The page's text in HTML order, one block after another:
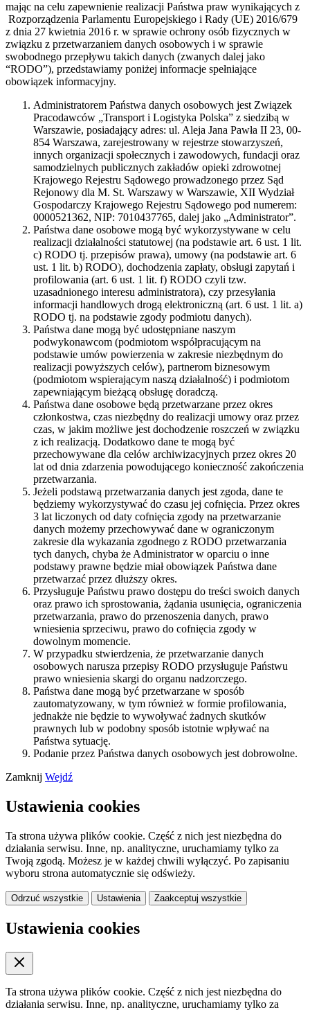
mając na celu zapewnienie realizacji Państwa praw wynikających z
Rozporządzenia Parlamentu Europejskiego i Rady (UE) 2016/679
z dnia 27 kwietnia 2016 r. w sprawie ochrony osób fizycznych w
związku z przetwarzaniem danych osobowych i w sprawie
swobodnego przepływu takich danych (zwanych dalej jako
“RODO”), przedstawiamy poniżej informacje spełniające
obowiązek informacyjny.
Administratorem Państwa danych osobowych jest Związek
Pracodawców „Transport i Logistyka Polska” z siedzibą w
Warszawie, posiadający adres: ul. Aleja Jana Pawła II 23, 00-
854 Warszawa, zarejestrowany w rejestrze stowarzyszeń,
innych organizacji społecznych i zawodowych, fundacji oraz
samodzielnych publicznych zakładów opieki zdrowotnej
Krajowego Rejestru Sądowego prowadzonego przez Sąd
Rejonowy dla M. St. Warszawy w Warszawie, XII Wydział
Gospodarczy Krajowego Rejestru Sądowego pod numerem:
0000521362, NIP: 7010437765, dalej jako „Administrator”.
Państwa dane osobowe mogą być wykorzystywane w celu
realizacji działalności statutowej (na podstawie art. 6 ust. 1 lit.
c) RODO tj. przepisów prawa), umowy (na podstawie art. 6
ust. 1 lit. b) RODO), dochodzenia zapłaty, obsługi zapytań i
profilowania (art. 6 ust. 1 lit. f) RODO czyli tzw.
uzasadnionego interesu administratora), czy przesyłania
informacji handlowych drogą elektroniczną (art. 6 ust. 1 lit. a)
RODO tj. na podstawie zgody podmiotu danych).
Państwa dane mogą być udostępniane naszym
podwykonawcom (podmiotom współpracującym na
podstawie umów powierzenia w zakresie niezbędnym do
realizacji powyższych celów), partnerom biznesowym
(podmiotom wspierającym naszą działalność) i podmiotom
zapewniającym bieżącą obsługę doradczą.
Państwa dane osobowe będą przetwarzane przez okres
członkostwa, czas niezbędny do realizacji umowy oraz przez
czas, w jakim możliwe jest dochodzenie roszczeń w związku
z ich realizacją. Dodatkowo dane te mogą być
przechowywane dla celów archiwizacyjnych przez okres 20
lat od dnia zdarzenia powodującego konieczność zakończenia
przetwarzania.
Jeżeli podstawą przetwarzania danych jest zgoda, dane te
będziemy wykorzystywać do czasu jej cofnięcia. Przez okres
3 lat liczonych od daty cofnięcia zgody na przetwarzanie
danych możemy przechowywać dane w ograniczonym
zakresie dla wykazania zgodnego z RODO przetwarzania
tych danych, chyba że Administrator w oparciu o inne
podstawy prawne będzie miał obowiązek Państwa dane
przetwarzać przez dłuższy okres.
Przysługuje Państwu prawo dostępu do treści swoich danych
oraz prawo ich sprostowania, żądania usunięcia, ograniczenia
przetwarzania, prawo do przenoszenia danych, prawo
wniesienia sprzeciwu, prawo do cofnięcia zgody w
dowolnym momencie.
W przypadku stwierdzenia, że przetwarzanie danych
osobowych narusza przepisy RODO przysługuje Państwu
prawo wniesienia skargi do organu nadzorczego.
Państwa dane mogą być przetwarzane w sposób
zautomatyzowany, w tym również w formie profilowania,
jednakże nie będzie to wywoływać żadnych skutków
prawnych lub w podobny sposób istotnie wpływać na
Państwa sytuację.
Podanie przez Państwa danych osobowych jest dobrowolne.
Zamknij Wejdź
Ustawienia cookies
Ta strona używa plików cookie. Część z nich jest niezbędna do
działania serwisu. Inne, np. analityczne, uruchamiamy tylko za
Twoją zgodą. Możesz je w każdej chwili wyłączyć. Po zapisaniu
wyboru strona automatycznie się odświeży.
Odrzuć wszystkie Ustawienia Zaakceptuj wszystkie
Ustawienia cookies
Ta strona używa plików cookie. Część z nich jest niezbędna do
działania serwisu. Inne, np. analityczne, uruchamiamy tylko za